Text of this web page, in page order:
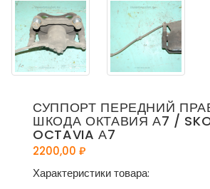
СУППОРТ ПЕРЕДНИЙ
ШКОДА ОКТАВИЯ А7 /
OCTAVIA А7
2200,00 ₽
Характеристики товара: